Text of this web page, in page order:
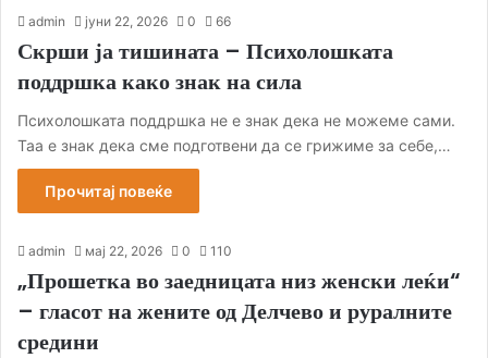
admin јуни 22, 2026 0 66
Скрши ја тишината – Психолошката
поддршка како знак на сила
Психолошката поддршка не е знак дека не можеме сами.
Таа е знак дека сме подготвени да се грижиме за себе,…
Прочитај повеќе
admin мај 22, 2026 0 110
„Прошетка во заедницата низ женски леќи“
– гласот на жените од Делчево и руралните
средини